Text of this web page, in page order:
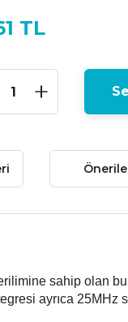
TL
sahip olan
ayrıca 25MHz